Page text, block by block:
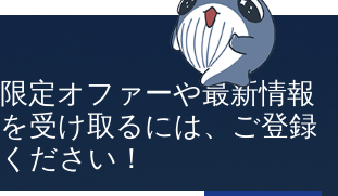
限定オファーや最新情報
を受け取るには、ご登録
ください！